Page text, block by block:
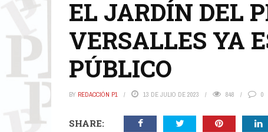
EL JARDÍN DEL
VERSALLES YA
PÚBLICO
BY REDACCIÓN P1 13 DE JULIO DE 2023 848 0
SHARE: